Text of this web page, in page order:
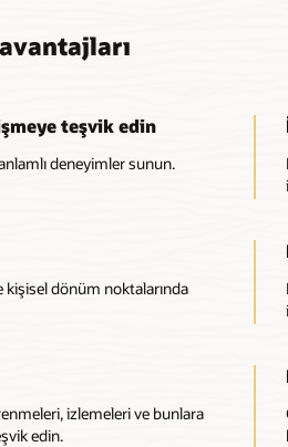
teşvik edin
deneyimler sunun.
kişisel dönüm noktalarında
izlemeleri ve bunlara
edin.